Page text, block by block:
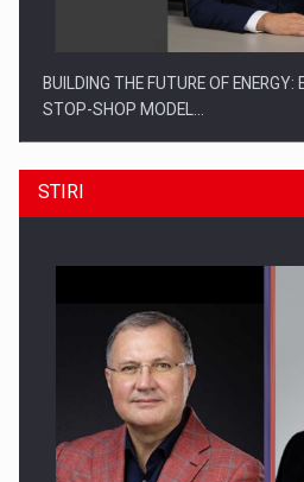
BUILDING THE FUTURE OF ENERGY:
STOP-SHOP MODEL…
ROOTED IN ROMANIA, BUILT TO
THE…
STIRI